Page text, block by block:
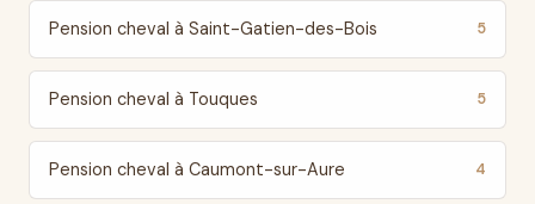
Pension cheval à Saint-Gatien-des-Bois 5
Pension cheval à Touques 5
Pension cheval à Caumont-sur-Aure 4